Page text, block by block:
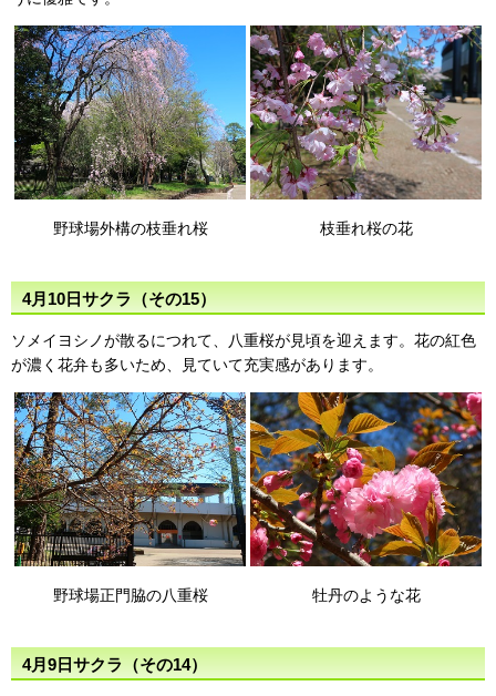
野球場外構の枝垂れ桜 枝垂れ桜の花
4月10日サクラ（その15）
ソメイヨシノが散るにつれて、八重桜が見頃を迎えます。花の紅色
が濃く花弁も多いため、見ていて充実感があります。
野球場正門脇の八重桜 牡丹のような花
4月9日サクラ（その14）